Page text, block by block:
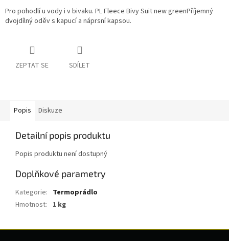
Pro pohodlí u vody i v bivaku. PL Fleece Bivy Suit new greenPříjemný
dvojdílný oděv s kapucí a náprsní kapsou.
ZEPTAT SE SDÍLET
Popis Diskuze
Detailní popis produktu
Popis produktu není dostupný
Doplňkové parametry
Kategorie: Termoprádlo
Hmotnost: 1 kg